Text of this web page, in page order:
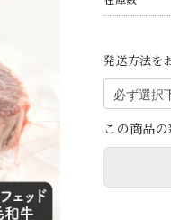
発送方法を
この商品